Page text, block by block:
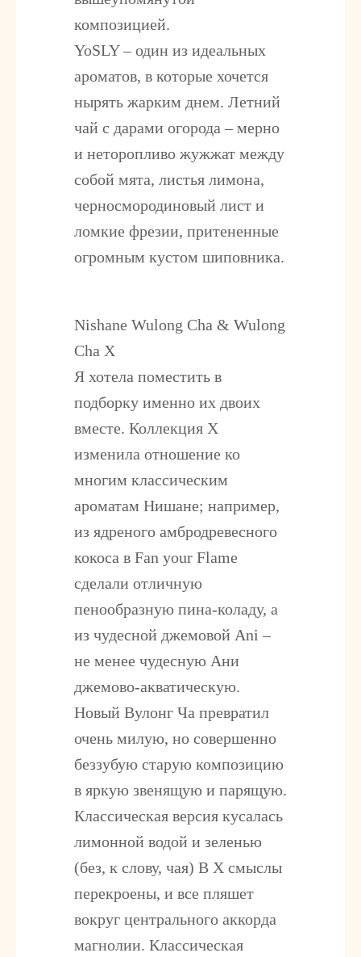
композицией.
YoSLY – один из идеальных
ароматов, в которые хочется
нырять жарким днем. Летний
чай с дарами огорода – мерно
и неторопливо жужжат между
собой мята, листья лимона,
черносмородиновый лист и
ломкие фрезии, притененные
огромным кустом шиповника.
Nishane Wulong Cha & Wulong
Cha X
Я хотела поместить в
подборку именно их двоих
вместе. Коллекция Х
изменила отношение ко
многим классическим
ароматам Нишане; например,
из ядреного амбродревесного
кокоса в Fan your Flame
сделали отличную
пенообразную пина-коладу, а
из чудесной джемовой Ani –
не менее чудесную Ани
джемово-акватическую.
Новый Вулонг Ча превратил
очень милую, но совершенно
беззубую старую композицию
в яркую звенящую и парящую.
Классическая версия кусалась
лимонной водой и зеленью
(без, к слову, чая) В X смыслы
перекроены, и все пляшет
вокруг центрального аккорда
магнолии. Классическая